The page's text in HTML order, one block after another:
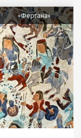
«Фергана»